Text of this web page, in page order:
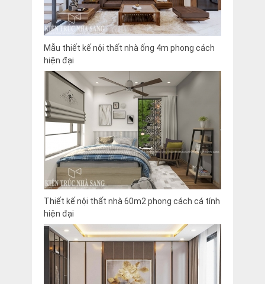
Mẫu thiết kế nội thất nhà ống 4m phong cách
hiện đại
Thiết kế nội thất nhà 60m2 phong cách cá tính
hiện đại